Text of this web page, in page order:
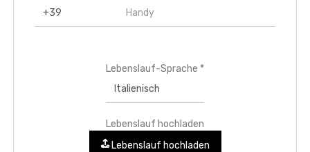
Stadt Residenz
Adresse Residenz
Lebenslauf-Sprache *
Lebenslauf hochladen
Lebenslauf hochladen